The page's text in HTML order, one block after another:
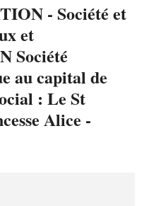
- Société et
et
Société
au capital de
: Le St
Alice -